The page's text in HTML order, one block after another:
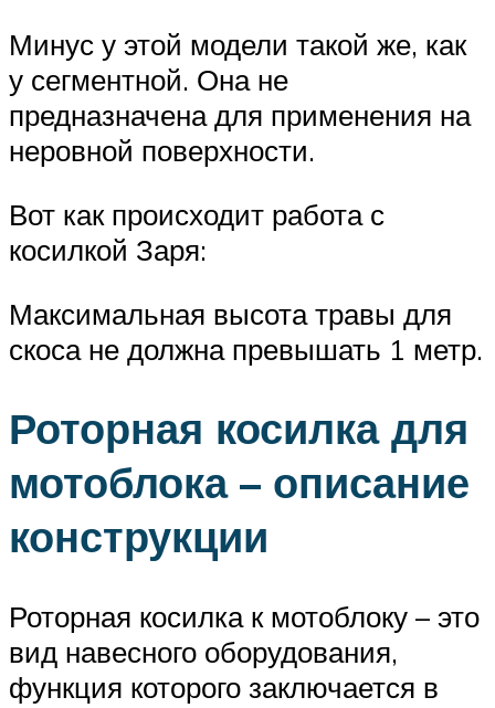
Минус у этой модели такой же, как
у сегментной. Она не
предназначена для применения на
неровной поверхности.
Вот как происходит работа с
косилкой Заря:
Максимальная высота травы для
скоса не должна превышать 1 метр.
Роторная косилка для
мотоблока – описание
конструкции
Роторная косилка к мотоблоку – это
вид навесного оборудования,
функция которого заключается в